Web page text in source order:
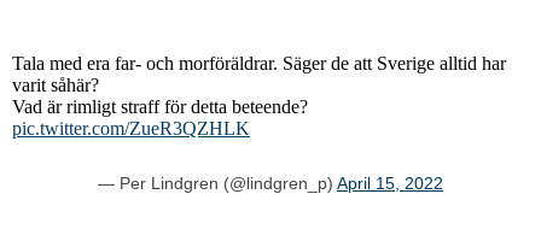
Tala med era far- och morföräldrar. Säger de att Sverige alltid har
varit såhär?
Vad är rimligt straff för detta beteende?
pic.twitter.com/ZueR3QZHLK
— Per Lindgren (@lindgren_p) April 15, 2022